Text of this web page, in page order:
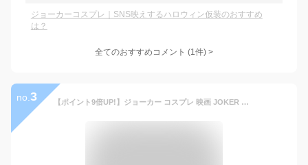
ジョーカーコスプレ｜SNS映えするハロウィン仮装のおすすめ
は？
全てのおすすめコメント (1件) >
no. 3 【ポイント9倍UP!】ジョーカー コスプレ 映画 JOKER 赤 コスチューム ピエロ ハロウィン イベント 仮装 変装 衣装 忘年会 新年会 27cos01